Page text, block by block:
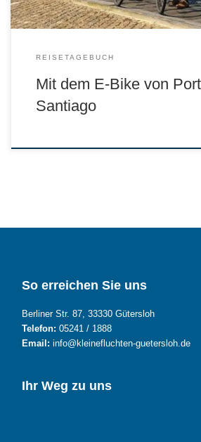
REISETAGEBUCH
Mit dem E-Bike von
Santiago
So erreichen Sie uns
Berliner Str. 87, 33330 Gütersloh
Telefon: 05241 / 1888
Email: info@kleinefluchten-guetersloh.de
Ihr Weg zu uns